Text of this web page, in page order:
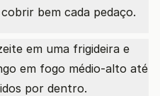
bem cada pedaço.
em uma frigideira e
em fogo médio-alto até
por dentro.